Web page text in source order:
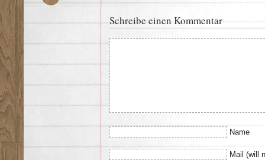
Schreibe einen Kommentar
Name
Mail (will